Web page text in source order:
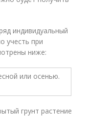
индивидуальный
учесть при
ниже:
грунт растение